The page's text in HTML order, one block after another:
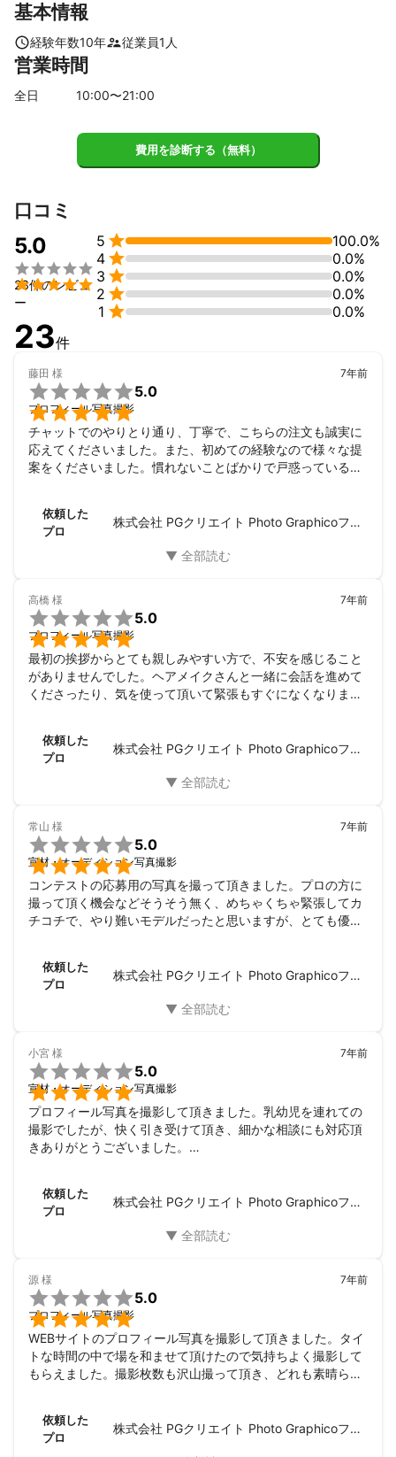
また自社スタジオは中央区日本橋にあり最寄駅も以下のように至
JR馬喰町 徒歩西口①出口 1分
二科展　写真部　入賞１回、入選３回
二科展　デザイン部　入選１回
大手企業様広告撮影、Web広告、芸能事務所やモデル事務所宣材
個人のお客様
企業社長、士業、コンサルタント、作家、画家、自営、役者、モ
デル、ミュージシャン、カメラマン
アピールポイント
スタジオにおける照明技術に非常に定評があります！
単に光で明るく飛ばすような撮影のみならず、陰影をつけドラマ
ティックな撮影も可能です。
一般的な白背景でのシンプル撮影から、まるでファッション誌の
広告のようなクオリティの写真撮影も自社スタジオで行なってお
ります。
またレタッチはレタッチャーとしても活動し、さらにPhotoshop
のセミナー講師としても確かな技術のスタッフがお客様のご要望
(PhotoshopレタッチHow to本の著作物も出版される予定です。)
基本情報
経験年数10年 従業員1 人
営業時間
全日 10:00〜21:00
費用を診断する（無料）
口コミ
5.0


23件のレビュ
ー
5 
100.0%
4 
0.0%
3 
0.0%
2 
0.0%
1  0.0%
23件
藤田 様


5.0
プロフィール写真撮影
7年前
チャットでのやりとり通り、丁寧で、こちらの注文も誠実に
応えてくださいました。また、初めての経験なので様々な提
案をくださいました。慣れないことばかりで戸惑っていると
依頼した背景は、急遽、高画質のプロフィール写真が必要と
なり、このサイトで探すことになりました。プロフィール撮
影、プロによる、写真スタジオでの写真撮影、すべてが初め
く、また丁寧でした。初めてだったので色々と疑問や細かい
質問をしましたが、丁寧にわかりやすく説明くださいまし
た。料金システム等にも細かく説明してくださいました。ス
タジオまでの道順等も細かく説明してくださり、信頼できる
と思いました。
依頼した
プロ
株式会社 PGクリエイト Photo Graphicoフォトスタジオ
高橋 様


5.0
プロフィール写真撮影
7年前
最初の挨拶からとても親しみやすい方で、不安を感じること
がありませんでした。ヘアメイクさんと一緒に会話を進めて
くださったり、気を使って頂いて緊張もすぐになくなりまし
ない色々な自分を撮っていただきました。
最後のリタッチも希望通りに綺麗に処理頂き、大満足です。
また服装を変えてお願いしたいと思っております。
方、仕事ではプロフィール写真を求められる機会が何回かあ
り、今後のためにも一度きちんとした形の自分の顔と全身の
写真を撮っていただきたくてプロの方にお願いしてみまし
た。
選んだ決め手は、良心的な価格と丁寧なご説明でした。会社
から近い位置にあることから気にはなっていたのですがいろ
心しました。自身でスタジオをお持ちで、ヘアメイクさんも
手配いただくことができ助かりました。
依頼した
プロ
株式会社 PGクリエイト Photo Graphicoフォトスタジオ
常山 様


5.0
宣材・オーディション写真撮影
7年前
コンテストの応募用の写真を撮って頂きました。プロの方に
撮って頂く機会などそうそう無く、めちゃくちゃ緊張してカ
チコチで、やり難いモデルだったと思いますが、とても優し
しております。こちらでお願いして本当によかったです。ま
た機会があればお願いしたいと思ってます。ありがとうござ
依頼した
プロ
株式会社 PGクリエイト Photo Graphicoフォトスタジオ
小宮 様


5.0
宣材・オーディション写真撮影
7年前
プロフィール写真を撮影して頂きました。乳幼児を連れての
撮影でしたが、快く引き受けて頂き、細かな相談にも対応頂
きありがとうございました。
れました。是非オススメしたいお店です。
依頼した
プロ
株式会社 PGクリエイト Photo Graphicoフォトスタジオ
源 様


5.0
プロフィール写真撮影
7年前
WEBサイトのプロフィール写真を撮影して頂きました。タイ
トな時間の中で場を和ませて頂けたので気持ちよく撮影して
もらえました。撮影枚数も沢山撮って頂き、どれも素晴らし
依頼した
プロ
株式会社 PGクリエイト Photo Graphicoフォトスタジオ